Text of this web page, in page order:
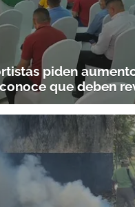
piden
que deben